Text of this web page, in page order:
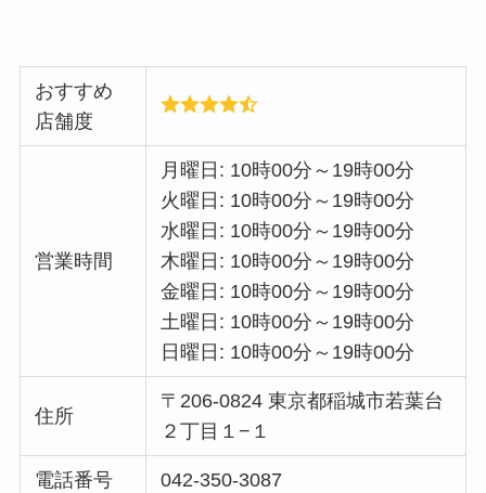
おすすめ
店舗度
営業時間
月曜日: 10時00分～19時00分
火曜日: 10時00分～19時00分
水曜日: 10時00分～19時00分
木曜日: 10時00分～19時00分
金曜日: 10時00分～19時00分
土曜日: 10時00分～19時00分
日曜日: 10時00分～19時00分
住所
〒206-0824 東京都稲城市若葉台
２丁目１−１
電話番号 042-350-3087